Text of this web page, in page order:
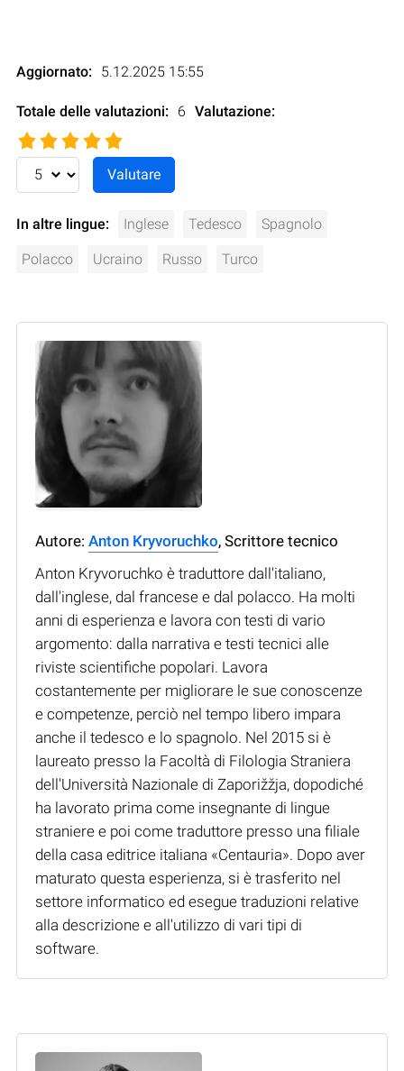
Aggiornato: 5.12.2025 15:55
Totale delle valutazioni: 6 Valutazione:
In altre lingue: Inglese Tedesco Spagnolo
Polacco Ucraino Russo Turco
Autore: Anton Kryvoruchko, Scrittore tecnico
Anton Kryvoruchko è traduttore dall'italiano,
dall'inglese, dal francese e dal polacco. Ha molti
anni di esperienza e lavora con testi di vario
argomento: dalla narrativa e testi tecnici alle
riviste scientifiche popolari. Lavora
costantemente per migliorare le sue conoscenze
e competenze, perciò nel tempo libero impara
anche il tedesco e lo spagnolo. Nel 2015 si è
laureato presso la Facoltà di Filologia Straniera
dell'Università Nazionale di Zaporižžja, dopodiché
ha lavorato prima come insegnante di lingue
straniere e poi come traduttore presso una filiale
della casa editrice italiana «Centauria». Dopo aver
maturato questa esperienza, si è trasferito nel
settore informatico ed esegue traduzioni relative
alla descrizione e all'utilizzo di vari tipi di
software.